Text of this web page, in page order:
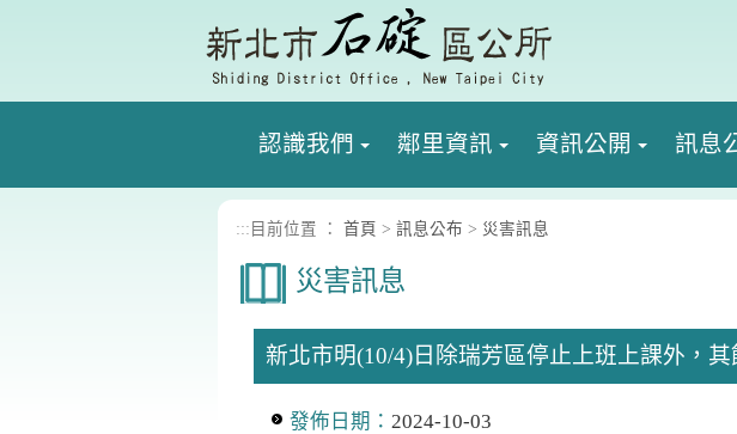
認識我們 鄰里資訊 資訊公開 訊息
::: 目前位置 ： 首頁 > 訊息公布 > 災害訊息
災害訊息
新北市明(10/4)日除瑞芳區停止上班上課外，
發佈日期： 2024-10-03